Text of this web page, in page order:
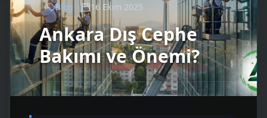
Blog 16 Ekim 2025
Ankara Dış Cephe
Bakımı ve Önemi?